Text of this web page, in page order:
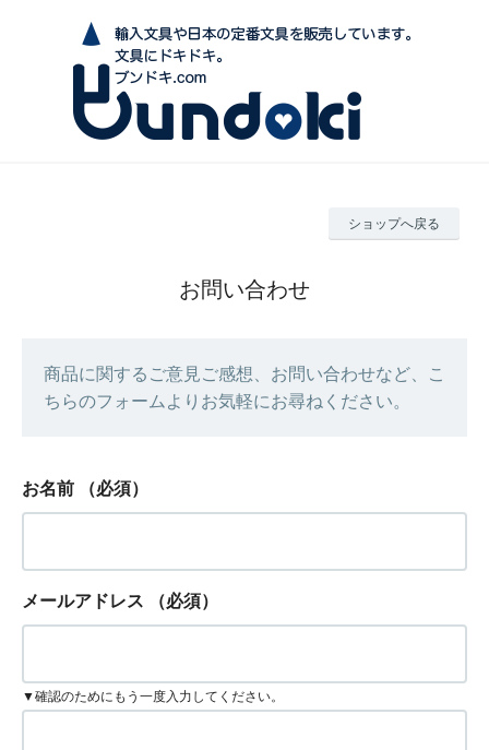
ショップへ戻る
お問い合わせ
商品に関するご意見ご感想、お問い合わせなど、こ
ちらのフォームよりお気軽にお尋ねください。
お名前 （必須）
メールアドレス （必須）
▼確認のためにもう一度入力してください。